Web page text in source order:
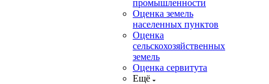
промышленности
Оценка земель
населенных пунктов
Оценка
сельскохозяйственных
земель
Оценка сервитута
Ещё